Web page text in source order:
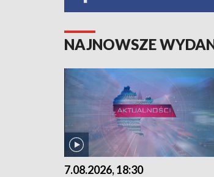
NAJNOWSZE
7.08.2026, 18:30